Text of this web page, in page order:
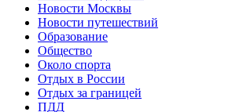
Новости Москвы
Новости путешествий
Образование
Общество
Около спорта
Отдых в России
Отдых за границей
ПДД